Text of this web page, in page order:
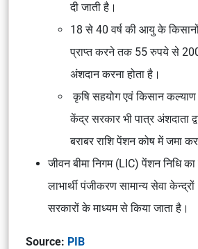
दी जाती है।
18 से 40 वर्ष की आयु के
प्राप्त करने तक 55 रुपये से
अंशदान करना होता है।
कृषि सहयोग एवं किसान कल्याण
केंद्र सरकार भी पात्र अंशदाता
बराबर राशि पेंशन कोष में जमा
जीवन बीमा निगम (LIC) पेंशन निधि
लाभार्थी पंजीकरण सामान्य सेवा
सरकारों के माध्यम से किया जाता है।
Source: PIB